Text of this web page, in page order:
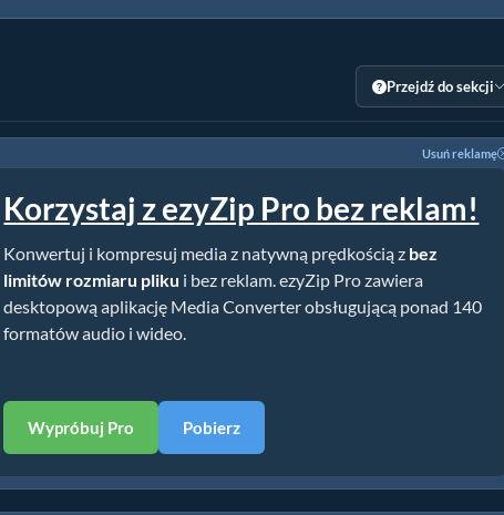
Przejdź do sekcji
Usuń reklamę
Korzystaj z ezyZip Pro bez reklam!
Konwertuj i kompresuj media z natywną prędkością z bez
limitów rozmiaru pliku i bez reklam. ezyZip Pro zawiera
desktopową aplikację Media Converter obsługującą ponad 140
formatów audio i wideo.
Wypróbuj Pro Pobierz